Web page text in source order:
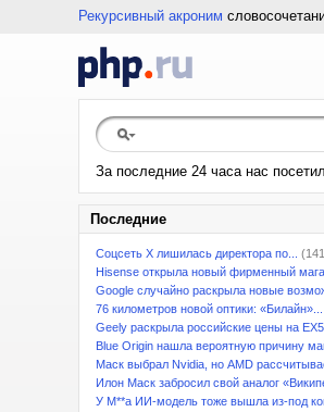
Рекурсивный акроним
За последние 24 часа нас
Последние
Соцсеть X лишилась директора по...
Hisense открыла новый фирменный
Google случайно раскрыла новые
76 километров новой оптики: «Билайн»...
Geely раскрыла российские цены на
Blue Origin нашла вероятную причину
Маск выбрал Nvidia, но AMD
Илон Маск забросил свой аналог
У M**a ИИ-модель тоже вышла из-под